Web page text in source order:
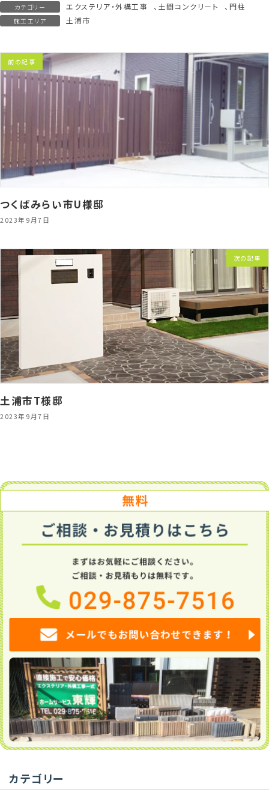
カテゴリー エクステリア・外構工事 、 土間コンクリート 、 門柱
施工エリア 土浦市
前の記事
つくばみらい市U様邸
2023年9月7日
次の記事
土浦市T様邸
2023年9月7日
カテゴリー